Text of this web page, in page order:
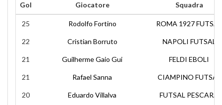
Gol Giocatore Squadra
25 Rodolfo Fortino ROMA 1927 FUTSAL
22 Cristian Borruto NAPOLI FUTSAL
21 Guilherme Gaio Gui FELDI EBOLI
21 Rafael Sanna CIAMPINO FUTSAL
20 Eduardo Villalva FUTSAL PESCARA